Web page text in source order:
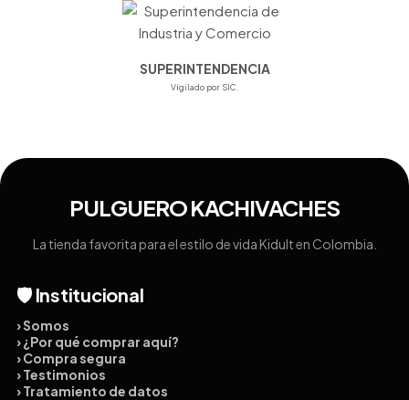
SUPERINTENDENCIA
Vigilado por SIC.
PULGUERO KACHIVACHES
La tienda favorita para el estilo de vida Kidult en Colombia.
🛡️ Institucional
› Somos
› ¿Por qué comprar aquí?
› Compra segura
› Testimonios
› Tratamiento de datos